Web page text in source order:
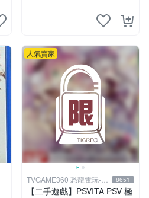
人氣賣家
TVGAME360 恐龍電玩-台
中店
8651
【二手遊戲】PSVITA PSV 極